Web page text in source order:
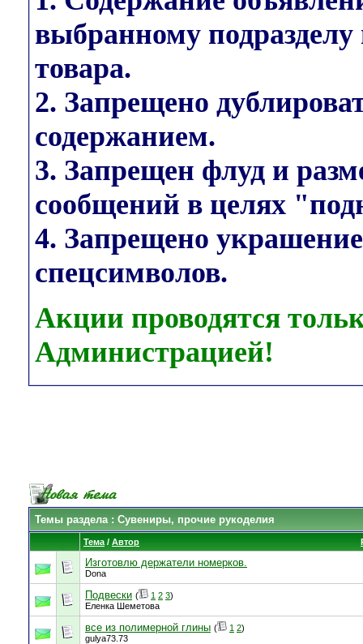
выбранному
товара.
2. Запрещено
содержанием.
3. Запрещен флуд и
сообщений в целях
4. Запрещено
спецсимволов.
Акции проводятся
Администрацией!
Темы раздела: Сувениры, прочие рукоделия
Тема / Автор
Изготовлю держатели номерков.
Dona
Подвески ( 1 2 3)
Еленка Шеметова
все из полимерной глины ( 1 2)
gulya73.73